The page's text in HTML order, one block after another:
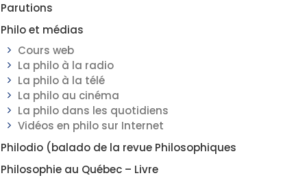
Parutions
Philo et médias
Cours web
La philo à la radio
La philo à la télé
La philo au cinéma
La philo dans les quotidiens
Vidéos en philo sur Internet
Philodio (balado de la revue Philosophiques
Philosophie au Québec – Livre